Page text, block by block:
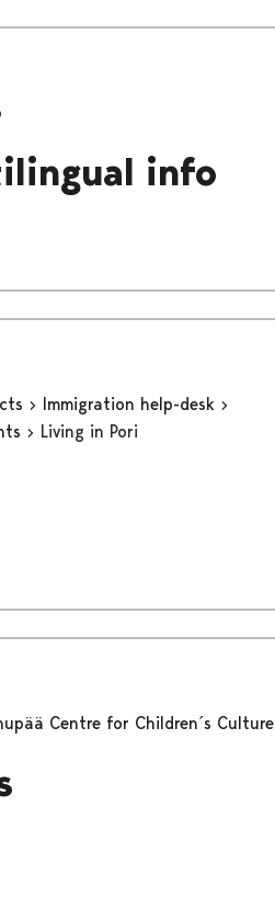
info
Immigration help-desk
Living in Pori
Centre for Children´s Culture